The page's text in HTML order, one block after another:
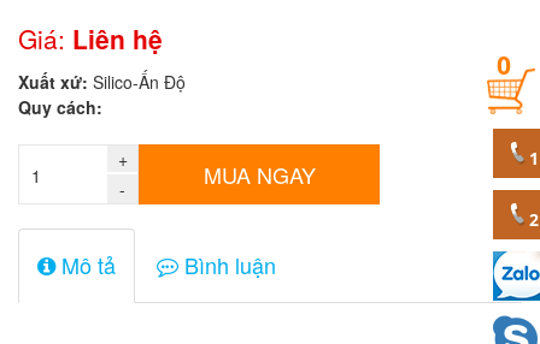
Giá:
0
đ
sản
phẩm
0
Giá: Liên hệ
Xuất xứ: Silico-Ấn Độ
Quy cách:
+
-
MUA NGAY
Mô tả Bình luận